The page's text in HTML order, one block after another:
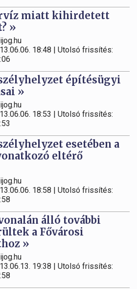
miatt kihirdetett
»
18:48 | Utolsó frissítés:
építésügyi
»
18:53 | Utolsó frissítés:
esetében a
eltérő
18:58 | Utolsó frissítés:
álló további
a Fővárosi
»
19:38 | Utolsó frissítés: